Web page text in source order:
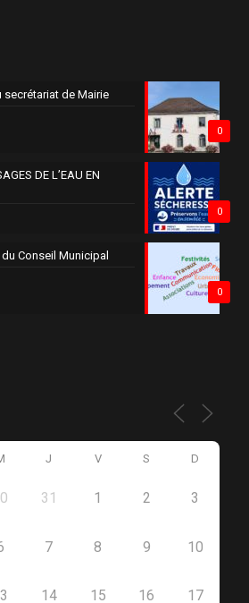
0
secrétariat de Mairie
0
DE L’EAU EN
0
Conseil Municipal
J V S D
31 1 2 3
7 8 9 10
14 15 16 17